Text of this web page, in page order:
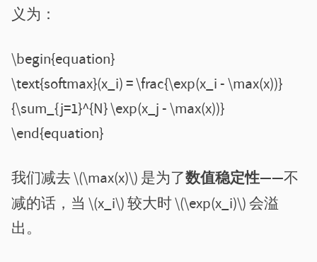
义为：
\begin{equation}
\text{softmax}(x_i) = \frac{\exp(x_i - \max(x))}
{\sum_{j=1}^{N} \exp(x_j - \max(x))}
\end{equation}
我们减去 \(\max(x)\) 是为了数值稳定性——不
减的话，当 \(x_i\) 较大时 \(\exp(x_i)\) 会溢
出。